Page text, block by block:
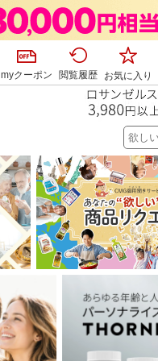
myクーポン 閲覧履歴 お気に入り